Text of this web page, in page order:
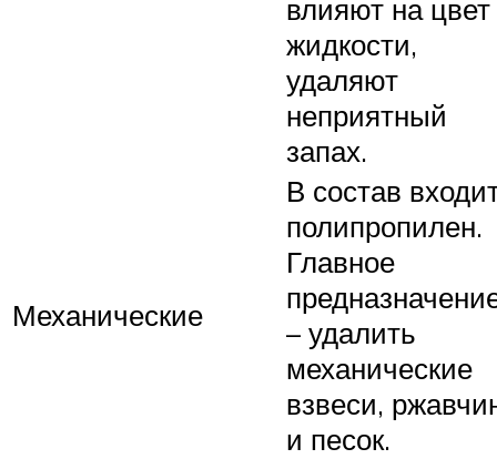
влияют на цвет
жидкости,
удаляют
неприятный
запах.
Механические
В состав
полипропилен.
Главное
– удалить
механические
взвеси,
и песок.